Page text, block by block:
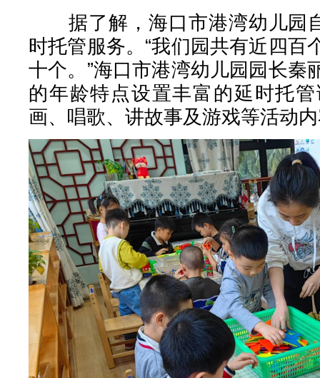
据了解，海口市港湾幼儿园
时托管服务。“我们园共有近四百
十个。”海口市港湾幼儿园园长秦
的年龄特点设置丰富的延时托
画、唱歌、讲故事及游戏等活动